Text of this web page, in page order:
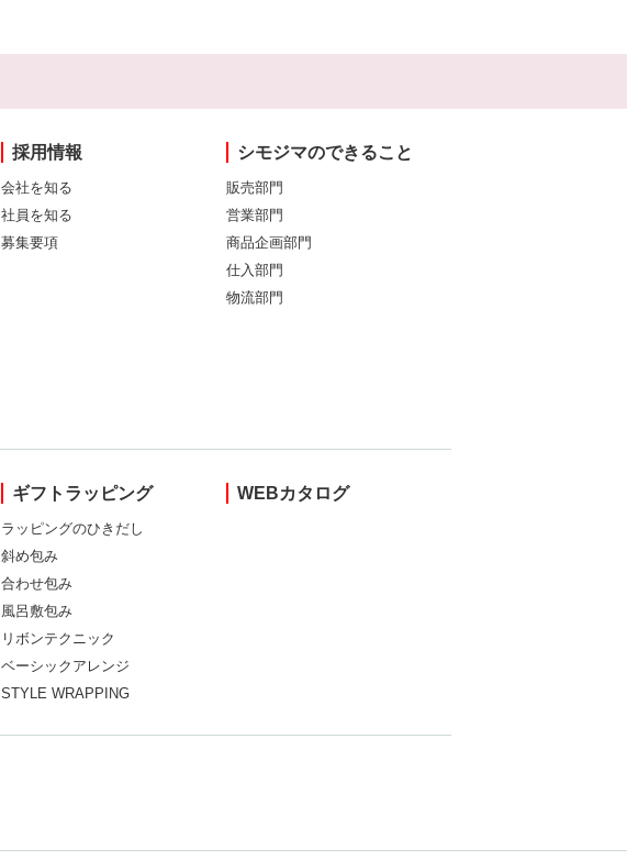
採用情報
会社を知る
社員を知る
募集要項
シモジマのできること
販売部門
営業部門
商品企画部門
仕入部門
物流部門
ギフトラッピング
ラッピングのひきだし
斜め包み
合わせ包み
風呂敷包み
リボンテクニック
ベーシックアレンジ
STYLE WRAPPING
WEBカタログ